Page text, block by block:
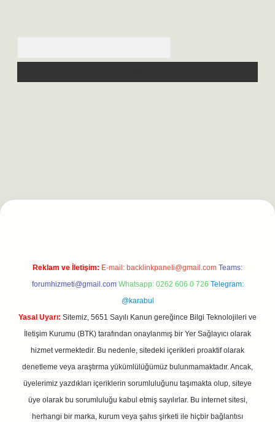
Reklam ve İletişim: E-mail: backlinkpaneli@gmail.com Teams:
forumhizmeti@gmail.com Whatsapp: 0262 606 0 726 Telegram:
@karabul
Yasal Uyarı: Sitemiz, 5651 Sayılı Kanun gereğince Bilgi Teknolojileri ve
İletişim Kurumu (BTK) tarafından onaylanmış bir Yer Sağlayıcı olarak
hizmet vermektedir. Bu nedenle, sitedeki içerikleri proaktif olarak
denetleme veya araştırma yükümlülüğümüz bulunmamaktadır. Ancak,
üyelerimiz yazdıkları içeriklerin sorumluluğunu taşımakta olup, siteye
üye olarak bu sorumluluğu kabul etmiş sayılırlar. Bu internet sitesi,
herhangi bir marka, kurum veya şahıs şirketi ile hiçbir bağlantısı